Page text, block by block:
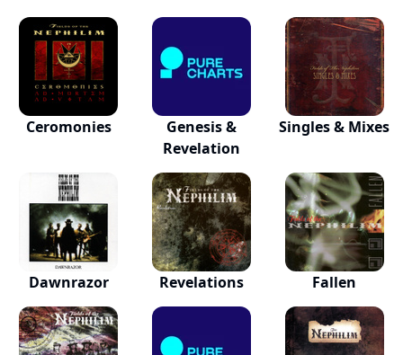
Ceromonies
Genesis &
Revelation
Singles & Mixes
Dawnrazor Revelations Fallen